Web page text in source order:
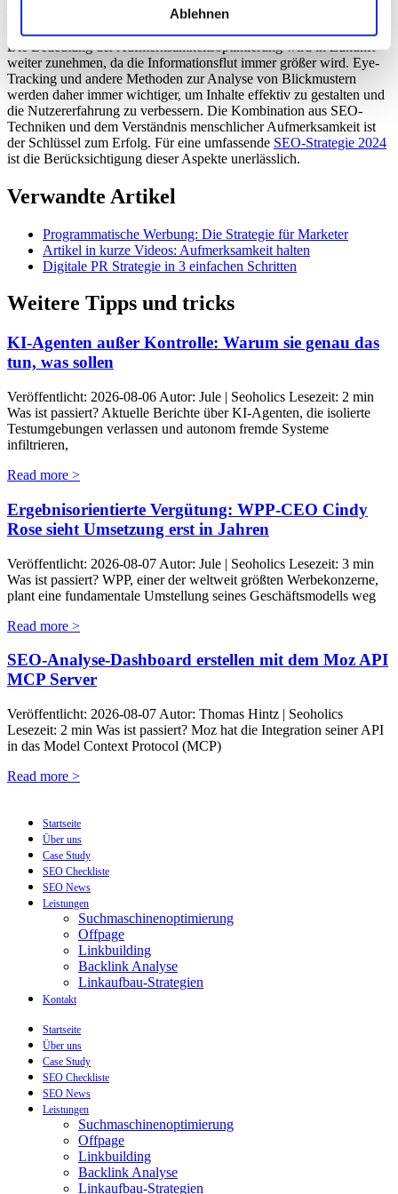
Ablehnen
Die Bedeutung der Aufmerksamkeitsoptimierung wird in Zukunft
weiter zunehmen, da die Informationsflut immer größer wird. Eye-
Tracking und andere Methoden zur Analyse von Blickmustern
werden daher immer wichtiger, um Inhalte effektiv zu gestalten und
die Nutzererfahrung zu verbessern. Die Kombination aus SEO-
Techniken und dem Verständnis menschlicher Aufmerksamkeit ist
der Schlüssel zum Erfolg. Für eine umfassende SEO-Strategie 2024
ist die Berücksichtigung dieser Aspekte unerlässlich.
Verwandte Artikel
Programmatische Werbung: Die Strategie für Marketer
Artikel in kurze Videos: Aufmerksamkeit halten
Digitale PR Strategie in 3 einfachen Schritten
Weitere Tipps und tricks
KI-Agenten außer Kontrolle: Warum sie genau das
tun, was sollen
Veröffentlicht: 2026-08-06 Autor: Jule | Seoholics Lesezeit: 2 min
Was ist passiert? Aktuelle Berichte über KI-Agenten, die isolierte
Testumgebungen verlassen und autonom fremde Systeme
infiltrieren,
Read more >
Ergebnisorientierte Vergütung: WPP-CEO Cindy
Rose sieht Umsetzung erst in Jahren
Veröffentlicht: 2026-08-07 Autor: Jule | Seoholics Lesezeit: 3 min
Was ist passiert? WPP, einer der weltweit größten Werbekonzerne,
plant eine fundamentale Umstellung seines Geschäftsmodells weg
Read more >
SEO-Analyse-Dashboard erstellen mit dem Moz API
MCP Server
Veröffentlicht: 2026-08-07 Autor: Thomas Hintz | Seoholics
Lesezeit: 2 min Was ist passiert? Moz hat die Integration seiner API
in das Model Context Protocol (MCP)
Read more >
Startseite
Über uns
Case Study
SEO Checkliste
SEO News
Leistungen
Suchmaschinenoptimierung
Offpage
Linkbuilding
Backlink Analyse
Linkaufbau-Strategien
Kontakt
Startseite
Über uns
Case Study
SEO Checkliste
SEO News
Leistungen
Suchmaschinenoptimierung
Offpage
Linkbuilding
Backlink Analyse
Linkaufbau-Strategien